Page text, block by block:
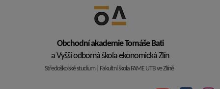
Obchodní akademie Tomáše Bati
a Vyšší odborná škola ekonomická Zlín
Středoškolské studium | Fakultní škola FAME UTB ve Zlíně